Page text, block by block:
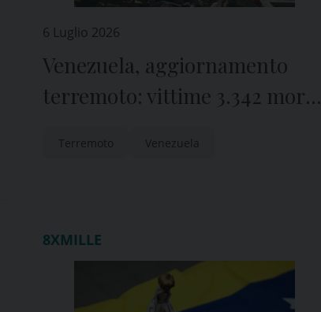
6 Luglio 2026
Venezuela, aggiornamento
terremoto: vittime 3.342 morti,
Terremoto Venezuela
8XMILLE